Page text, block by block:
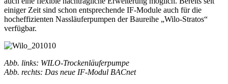
einiger Zeit sind schon entsprechende IF-Module auch für die
hocheffizienten Nassläuferpumpen der Baureihe „Wilo-Stratos“
verfügbar.
Abb. links: WILO-Trockenläuferpumpe
Abb. rechts: Das neue IF-Modul BACnet